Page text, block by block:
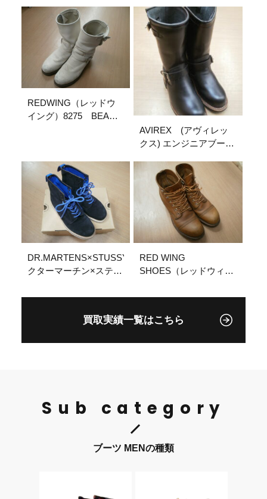
REDWING（レッドウ
イング）8275 BEAMS
ストックヤード
AVIREX (アヴィレッ
クス) エンジニアブー
古着ブランド買取販売
ストックヤード
DR.MARTENS×STUSSY（ド
クターマーチン×ステュ
ツ 岐阜県各務原市
ストックヤード
RED WING
SHOES（レッドウィン
ンジ ブーツ 岐阜県
ド買取販売ストックヤ
買取実績一覧はこちら
Sub category
ブーツ MENの種類